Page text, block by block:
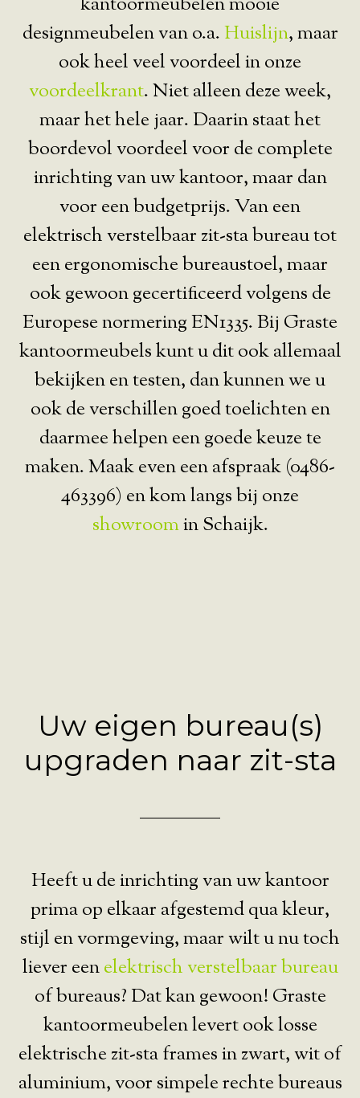
designmeubelen van o.a.Huislijn, maar
ook heel veel voordeel in onze
voordeelkrant. Niet alleen deze week,
maar het hele jaar. Daarin staat het
boordevol voordeel voor de complete
inrichting van uw kantoor, maar dan
voor een budgetprijs. Van een
elektrisch verstelbaar zit-sta bureau tot
een ergonomische bureaustoel, maar
ook gewoon gecertificeerd volgens de
Europese normering EN1335. Bij Graste
kantoormeubels kunt u dit ook allemaal
bekijken en testen, dan kunnen we u
ook de verschillen goed toelichten en
daarmee helpen een goede keuze te
maken. Maak even een afspraak (0486-
463396) en kom langs bij onze
showroomin Schaijk.
Uw eigen bureau(s)
upgraden naar zit-sta
Heeft u de inrichting van uw kantoor
prima op elkaar afgestemd qua kleur,
stijl en vormgeving, maar wilt u nu toch
liever eenelektrisch verstelbaar bureau
of bureaus? Dat kan gewoon! Graste
kantoormeubelen levert ook losse
elektrische zit-sta frames in zwart, wit of
aluminium, voor simpele rechte bureaus